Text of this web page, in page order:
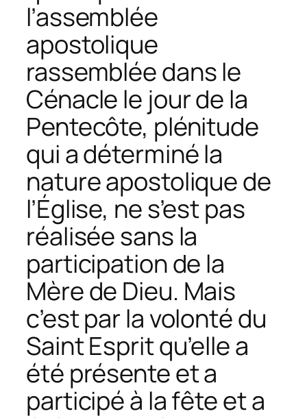
l’assemblée
apostolique
rassemblée dans le
Cénacle le jour de la
Pentecôte, plénitude
qui a déterminé la
nature apostolique de
l’Église, ne s’est pas
réalisée sans la
participation de la
Mère de Dieu. Mais
c’est par la volonté du
Saint Esprit qu’elle a
été présente et a
participé à la fête et a